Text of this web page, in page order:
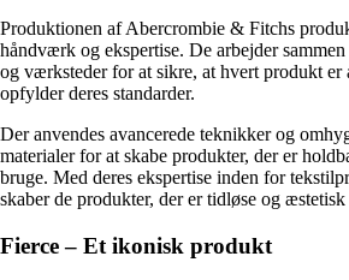
Produktionen af Abercrombie & Fitchs
håndværk og ekspertise. De arbejder
og værksteder for at sikre, at hvert produkt
opfylder deres standarder.
Der anvendes avancerede teknikker og
materialer for at skabe produkter, der er
bruge. Med deres ekspertise inden for
skaber de produkter, der er tidløse og
Fierce – Et ikonisk produkt